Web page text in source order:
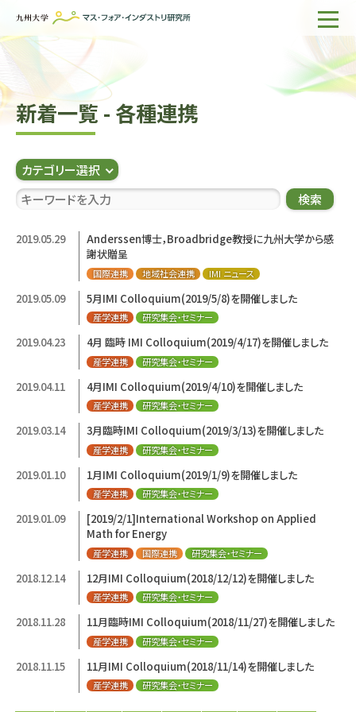
ホーム
IMIについて
組織・所員
研究活動
企業の方へ
新着一覧 - 各種連携
カテゴリー選択
検索
2019.05.29
Anderssen博士，Broadbridge教授に九州大学から感
謝状贈呈
国際連携 地域社会連携 IMI ニュース
2019.05.09 5月IMI Colloquium(2019/5/8)を開催しました
産学連携 研究集会・セミナー
2019.04.23 4月 臨時 IMI Colloquium(2019/4/17)を開催しました
産学連携 研究集会・セミナー
2019.04.11 4月IMI Colloquium(2019/4/10)を開催しました
産学連携 研究集会・セミナー
2019.03.14 3月臨時IMI Colloquium(2019/3/13)を開催しました
産学連携 研究集会・セミナー
2019.01.10 1月IMI Colloquium(2019/1/9)を開催しました
産学連携 研究集会・セミナー
2019.01.09
[2019/2/1]International Workshop on Applied
Math for Energy
産学連携 国際連携 研究集会・セミナー
2018.12.14 12月IMI Colloquium(2018/12/12)を開催しました
産学連携 研究集会・セミナー
2018.11.28 11月臨時IMI Colloquium(2018/11/27)を開催しました
産学連携 研究集会・セミナー
2018.11.15 11月IMI Colloquium(2018/11/14)を開催しました
産学連携 研究集会・セミナー